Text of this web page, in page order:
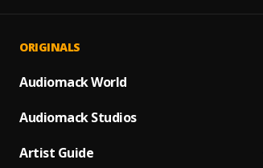
ORIGINALS
Audiomack World
Audiomack Studios
Artist Guide